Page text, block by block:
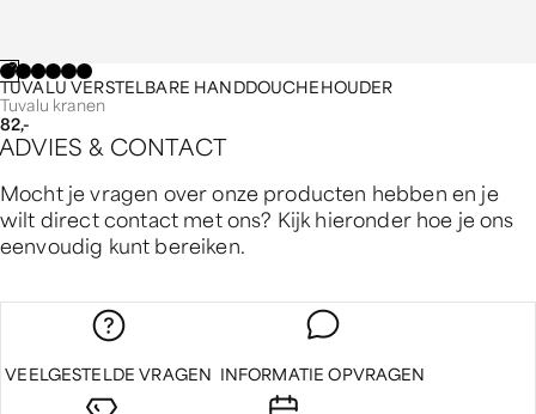
TUVALU VERSTELBARE HANDDOUCHEHOUDER
Tuvalu kranen
82,-
ADVIES & CONTACT
Mocht je vragen over onze producten hebben en je
wilt direct contact met ons? Kijk hieronder hoe je ons
eenvoudig kunt bereiken.
VEELGESTELDE VRAGEN INFORMATIE OPVRAGEN